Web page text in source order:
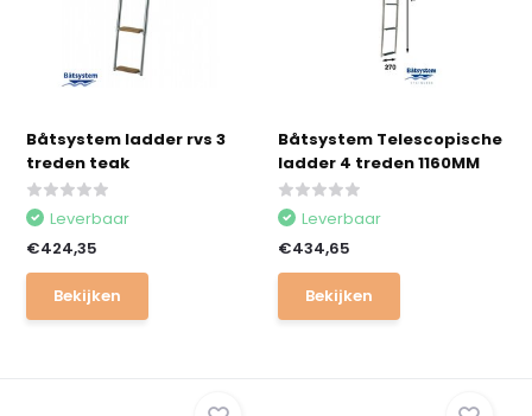
Båtsystem ladder rvs 3
treden teak
Leverbaar
€424,35
Bekijken
Båtsystem Telescopische
ladder 4 treden 1160MM
Leverbaar
€434,65
Bekijken